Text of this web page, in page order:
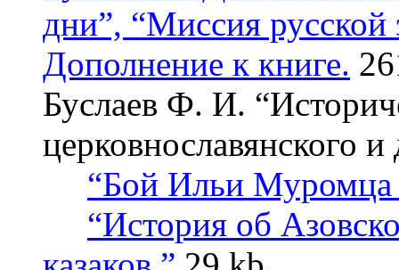
дни”, “Миссия русской
Дополнение к книге.
Буслаев Ф. И.
церковнославянского и
“Бой Ильи
“История об